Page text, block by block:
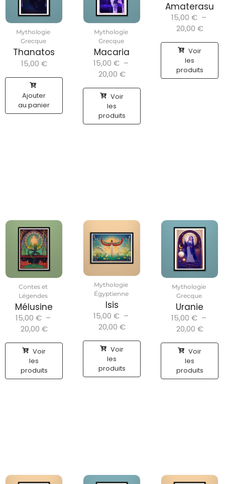
Mythologie
Grecque
Thanatos
15,00 €
Ajouter
au panier
Mythologie
Grecque
Macaria
15,00 € –
20,00 €
Voir
les
produits
Amaterasu
15,00 € –
20,00 €
Voir
les
produits
Contes et
Légendes
Mélusine
15,00 € –
20,00 €
Voir
les
produits
Mythologie
Égyptienne
Isis
15,00 € –
20,00 €
Voir
les
produits
Mythologie
Grecque
Uranie
15,00 € –
20,00 €
Voir
les
produits